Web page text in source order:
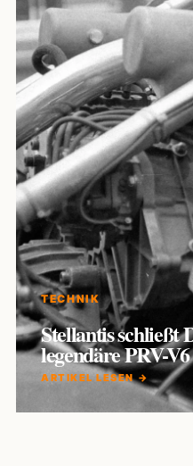
TECHNIK
Stellantis schließt
legendäre PRV-
ARTIKEL LESEN →